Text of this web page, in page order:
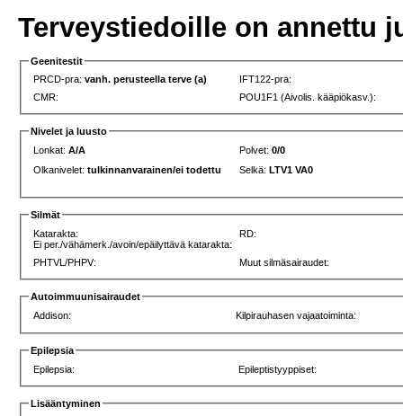
Terveystiedoille on annettu
Geenitestit
PRCD-pra:vanh. perusteella terve (a)
IFT122-pra:
CMR:
POU1F1 (Aivolis. kääpiökasv.):
Nivelet ja luusto
Lonkat:A/A Polvet:0/0
Olkanivelet:tulkinnanvarainen/ei todettu Selkä:LTV1 VA0
Silmät
Katarakta:
Ei per./vähämerk./avoin/epäilyttävä katarakta:
RD:
PHTVL/PHPV: Muut silmäsairaudet:
Autoimmuunisairaudet
Addison:
Kilpirauhasen vajaatoiminta:
Epilepsia
Epilepsia:
Epileptistyyppiset:
Lisääntyminen